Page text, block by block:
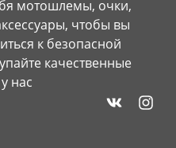
мотошлемы, очки,
чтобы вы
к безопасной
качественные
нас